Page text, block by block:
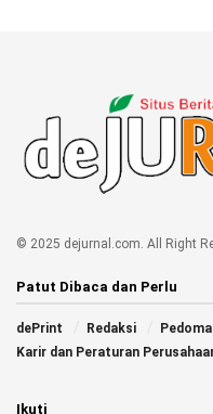
© 2025 dejurnal.com. All Right
Patut Dibaca dan Perlu
dePrint Redaksi
Karir dan Peraturan
Ikuti